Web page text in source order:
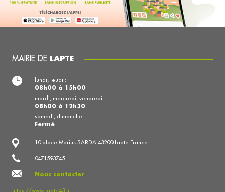
MAIRIE DE LAPTE
10 place Marius SARDA 43200 Lapte France
0471593745
Nous contacter
https://www.lapte43.fr
lundi, jeudi :
08h00 à 15h00
mardi, mercredi, vendredi :
08h00 à 12h30
samedi, dimanche :
Fermé